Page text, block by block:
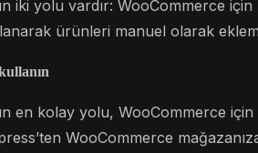
iki yolu vardır: WooCommerce için
ürünleri manuel olarak
en kolay yolu, WooCommerce için
WooCommerce